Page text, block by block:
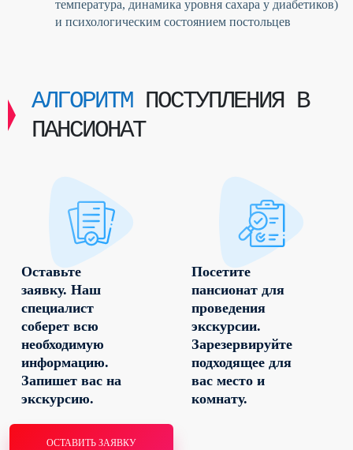
температура, динамика уровня сахара у диабетиков)
и психологическим состоянием постольцев
АЛГОРИТМПОСТУПЛЕНИЯ В
ПАНСИОНАТ
Оставьте
заявку. Наш
специалист
соберет всю
необходимую
информацию.
Запишет вас на
экскурсию.
ОСТАВИТЬ ЗАЯВКУ
Посетите
пансионат для
проведения
экскурсии.
Зарезервируйте
подходящее для
вас место и
комнату.